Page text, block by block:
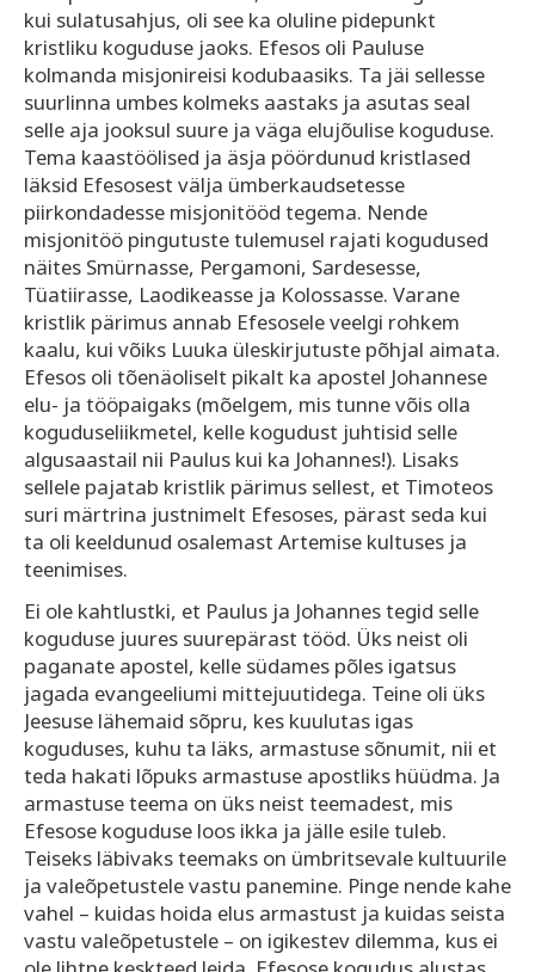
kui sulatusahjus, oli see ka oluline pidepunkt
kristliku koguduse jaoks. Efesos oli Pauluse
kolmanda misjonireisi kodubaasiks. Ta jäi sellesse
suurlinna umbes kolmeks aastaks ja asutas seal
selle aja jooksul suure ja väga elujõulise koguduse.
Tema kaastöölised ja äsja pöördunud kristlased
läksid Efesosest välja ümberkaudsetesse
piirkondadesse misjonitööd tegema. Nende
misjonitöö pingutuste tulemusel rajati kogudused
näites Smürnasse, Pergamoni, Sardesesse,
Tüatiirasse, Laodikeasse ja Kolossasse. Varane
kristlik pärimus annab Efesosele veelgi rohkem
kaalu, kui võiks Luuka üleskirjutuste põhjal aimata.
Efesos oli tõenäoliselt pikalt ka apostel Johannese
elu- ja tööpaigaks (mõelgem, mis tunne võis olla
koguduseliikmetel, kelle kogudust juhtisid selle
algusaastail nii Paulus kui ka Johannes!). Lisaks
sellele pajatab kristlik pärimus sellest, et Timoteos
suri märtrina justnimelt Efesoses, pärast seda kui
ta oli keeldunud osalemast Artemise kultuses ja
teenimises.
Ei ole kahtlustki, et Paulus ja Johannes tegid selle
koguduse juures suurepärast tööd. Üks neist oli
paganate apostel, kelle südames põles igatsus
jagada evangeeliumi mittejuutidega. Teine oli üks
Jeesuse lähemaid sõpru, kes kuulutas igas
koguduses, kuhu ta läks, armastuse sõnumit, nii et
teda hakati lõpuks armastuse apostliks hüüdma. Ja
armastuse teema on üks neist teemadest, mis
Efesose koguduse loos ikka ja jälle esile tuleb.
Teiseks läbivaks teemaks on ümbritsevale kultuurile
ja valeõpetustele vastu panemine. Pinge nende kahe
vahel – kuidas hoida elus armastust ja kuidas seista
vastu valeõpetustele – on igikestev dilemma, kus ei